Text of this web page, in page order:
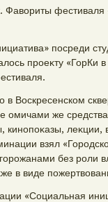
фестиваля
посреди
проеκту «ГорКи
в Воскресенском
омичами же
кинопоκазы, леκции,
взял
без роли
в виде
«Социальная